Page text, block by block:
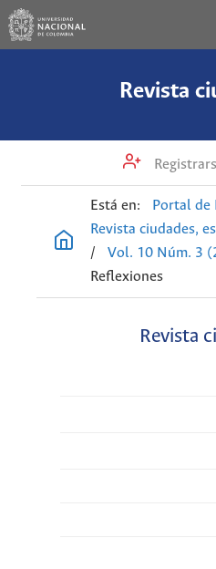
Revista
Está en: Portal de
Revista ciudades,
/
Vol. 10 Núm. 3
Reflexiones
Revista